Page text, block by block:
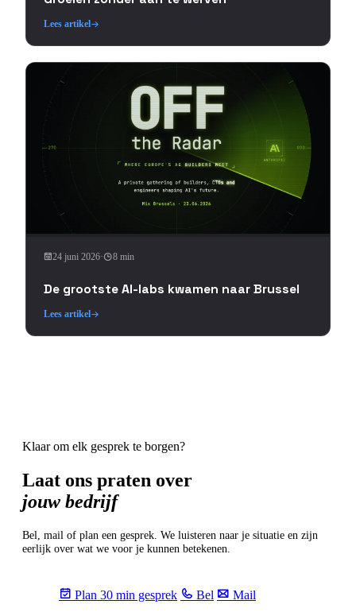
Lees artikel
24 juni 2026· 8 min
De grootste AI-labs kwamen naar Brussel
Lees artikel
Klaar om elk gesprek te borgen?
Laat ons praten over
jouw bedrijf
Bel, mail of plan een gesprek. We luisteren naar je situatie en zijn
eerlijk over wat we voor je kunnen betekenen.
Plan 30 min gesprek Bel Mail